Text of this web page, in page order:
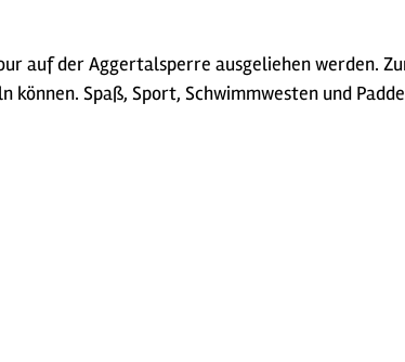
auf der Aggertalsperre ausgeliehen werden.
Spaß, Sport, Schwimmwesten und